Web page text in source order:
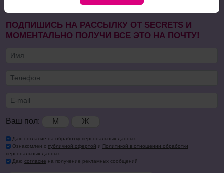
ПОДПИШИСЬ НА РАССЫЛКУ ОТ SECRETS И
МОМЕНТАЛЬНО ПОЛУЧИ ВСЕ ЭТО НА ПОЧТУ!
Ваш пол: М Ж
Даю согласие на обработку персональных данных
Ознакомлен с публичной офертой и Политикой в отношении обработки
персональных данных.
Даю согласие на получение рекламных сообщений